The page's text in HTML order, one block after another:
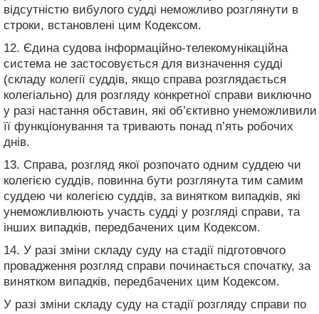
відсутністю вибулого судді неможливо розглянути в
строки, встановлені цим Кодексом.
12. Єдина судова інформаційно-телекомунікаційна
система не застосовується для визначення судді
(складу колегії суддів, якщо справа розглядається
колегіально) для розгляду конкретної справи виключно
у разі настання обставин, які об’єктивно унеможливили
її функціонування та тривають понад п’ять робочих
днів.
13. Справа, розгляд якої розпочато одним суддею чи
колегією суддів, повинна бути розглянута тим самим
суддею чи колегією суддів, за винятком випадків, які
унеможливлюють участь судді у розгляді справи, та
інших випадків, передбачених цим Кодексом.
14. У разі зміни складу суду на стадії підготовчого
провадження розгляд справи починається спочатку, за
винятком випадків, передбачених цим Кодексом.
У разі зміни складу суду на стадії розгляду справи по